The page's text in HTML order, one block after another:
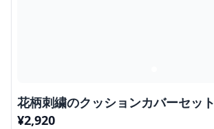
花柄刺繍のクッションカバーセット
¥2,920